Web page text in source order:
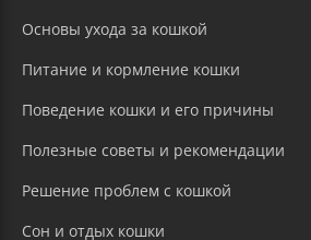
Основы ухода за кошкой
Питание и кормление кошки
Поведение кошки и его причины
Полезные советы и рекомендации
Решение проблем с кошкой
Сон и отдых кошки